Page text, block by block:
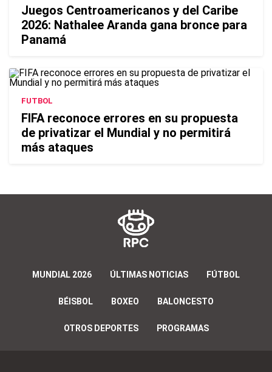
Juegos Centroamericanos y del Caribe
2026: Nathalee Aranda gana bronce para
Panamá
FUTBOL
FIFA reconoce errores en su propuesta
de privatizar el Mundial y no permitirá
más ataques
MUNDIAL 2026 ÚLTIMAS NOTICIAS FÚTBOL
BÉISBOL BOXEO BALONCESTO
OTROS DEPORTES PROGRAMAS